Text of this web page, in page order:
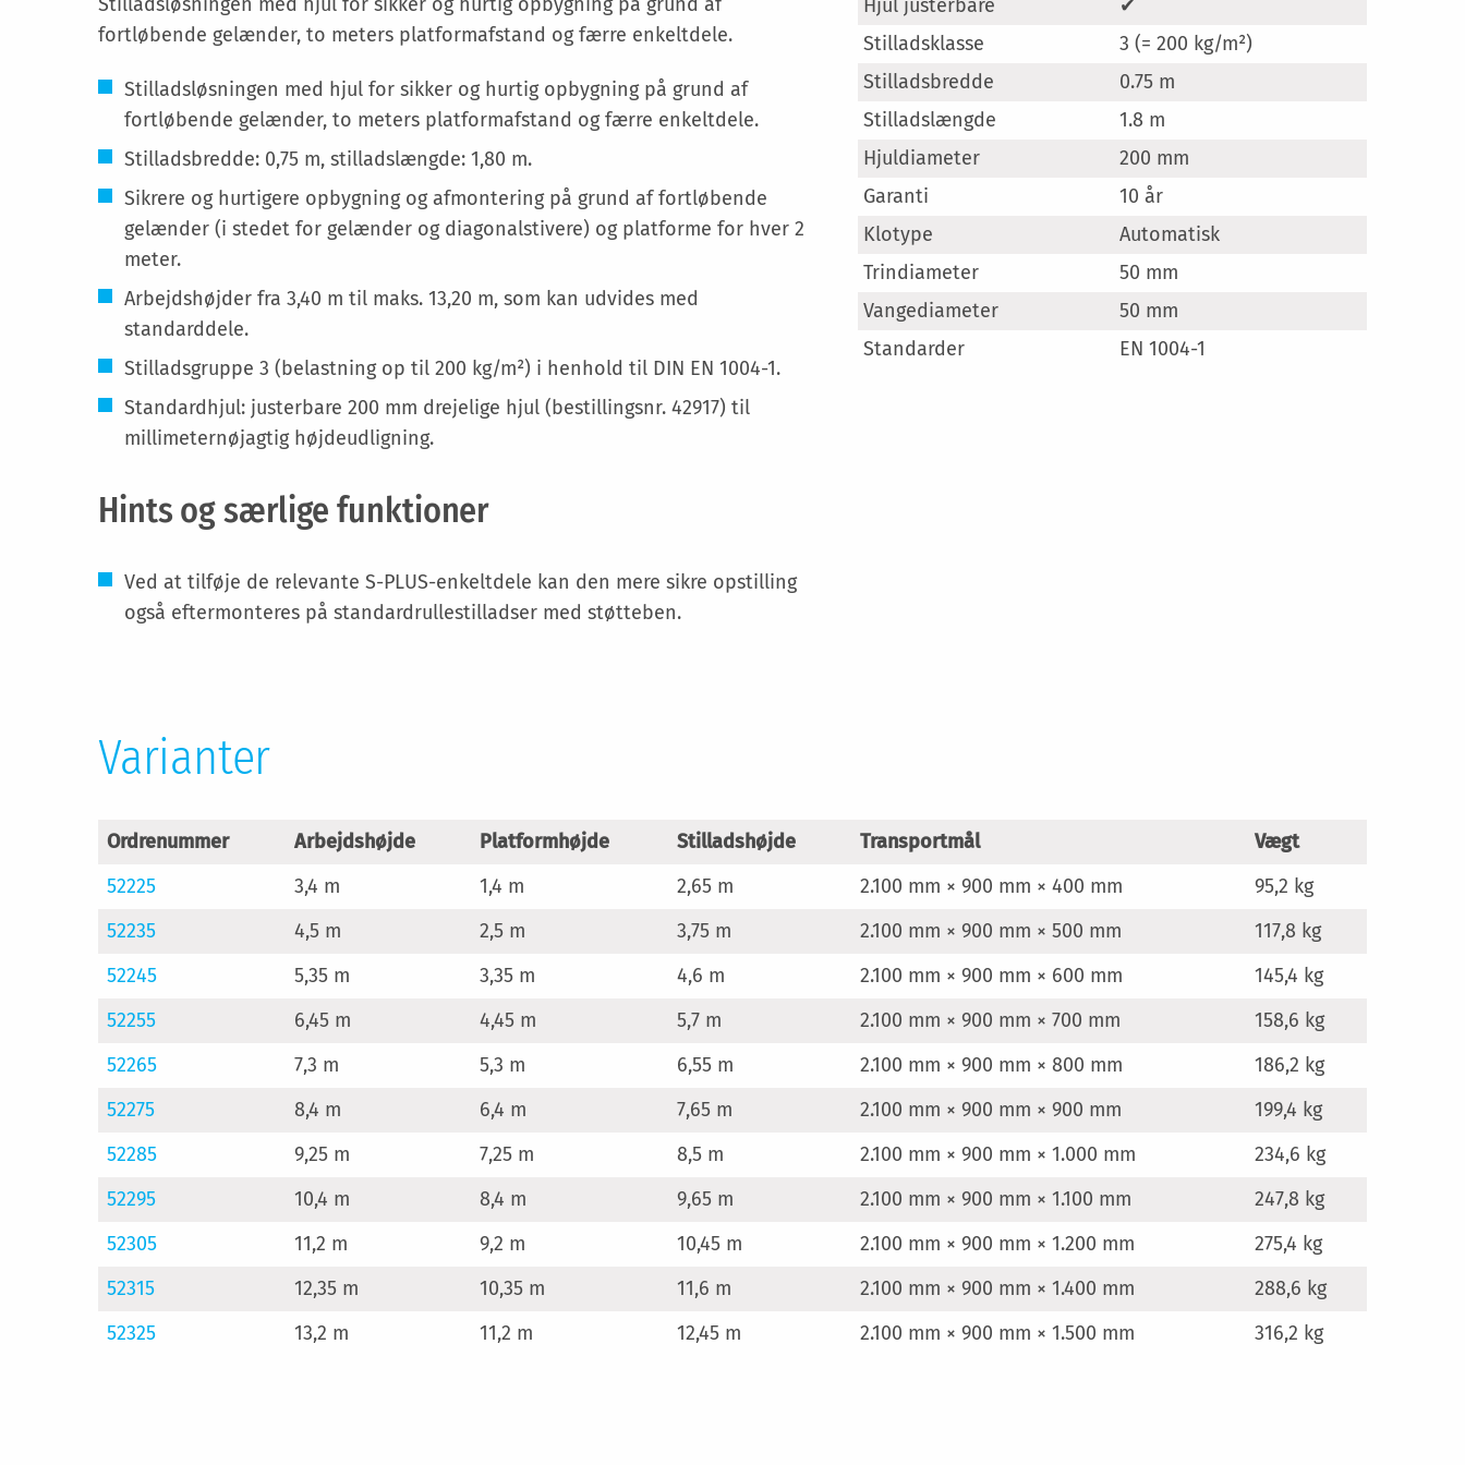
fortløbende gelænder, to meters platformafstand og færre enkeltdele.
Stilladsløsningen med hjul for sikker og hurtig opbygning på grund af
fortløbende gelænder, to meters platformafstand og færre enkeltdele.
Stilladsbredde: 0,75 m, stilladslængde: 1,80 m.
Sikrere og hurtigere opbygning og afmontering på grund af fortløbende
gelænder (i stedet for gelænder og diagonalstivere) og platforme for hver 2
meter.
Arbejdshøjder fra 3,40 m til maks. 13,20 m, som kan udvides med
standarddele.
Stilladsgruppe 3 (belastning op til 200 kg/m²) i henhold til DIN EN 1004-1.
Standardhjul: justerbare 200 mm drejelige hjul (bestillingsnr. 42917) til
millimeternøjagtig højdeudligning.
Hints og særlige funktioner
Ved at tilføje de relevante S-PLUS-enkeltdele kan den mere sikre opstilling
også eftermonteres på standardrullestilladser med støtteben.
Hjul justerbare
✔
Stilladsklasse
3 (= 200 kg/m²)
Stilladsbredde
0.75 m
Stilladslængde
1.8 m
Hjuldiameter
200 mm
Garanti
10 år
Klotype
Automatisk
Trindiameter
50 mm
Vangediameter
50 mm
Standarder
EN 1004-1
Varianter
Ordrenummer Arbejdshøjde Platformhøjde Stilladshøjde Transportmål
Vægt
52225
3,4 m 1,4 m 2,65 m 2.100 mm × 900 mm × 400 mm
95,2 kg
52235
4,5 m 2,5 m 3,75 m 2.100 mm × 900 mm × 500 mm
117,8 kg
52245
5,35 m 3,35 m 4,6 m 2.100 mm × 900 mm × 600 mm
145,4 kg
52255
6,45 m 4,45 m 5,7 m 2.100 mm × 900 mm × 700 mm
158,6 kg
52265
7,3 m 5,3 m 6,55 m 2.100 mm × 900 mm × 800 mm
186,2 kg
52275
8,4 m 6,4 m 7,65 m 2.100 mm × 900 mm × 900 mm
199,4 kg
52285
9,25 m 7,25 m 8,5 m 2.100 mm × 900 mm × 1.000 mm
234,6 kg
52295
10,4 m 8,4 m 9,65 m 2.100 mm × 900 mm × 1.100 mm
247,8 kg
52305
11,2 m 9,2 m 10,45 m 2.100 mm × 900 mm × 1.200 mm
275,4 kg
52315
12,35 m 10,35 m 11,6 m 2.100 mm × 900 mm × 1.400 mm
288,6 kg
52325
13,2 m 11,2 m 12,45 m 2.100 mm × 900 mm × 1.500 mm 316,2 kg